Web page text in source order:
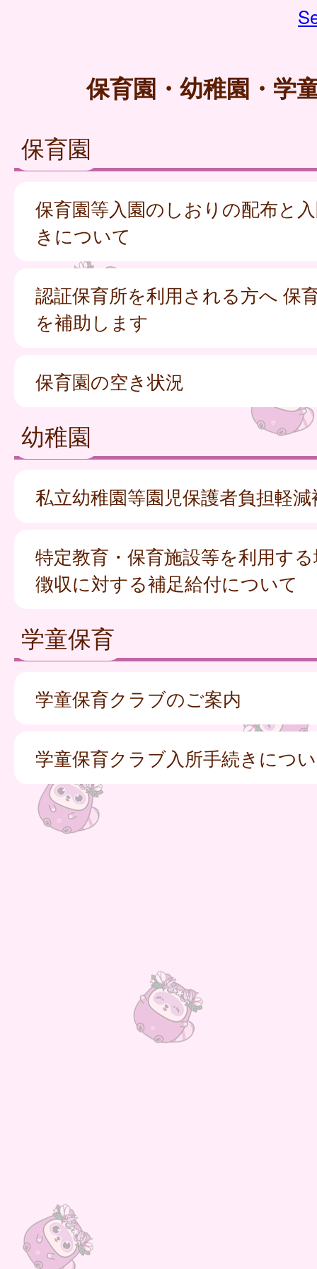
保育園・幼稚園・学
保育園
保育園等入園のしおりの配布と
きについて
認証保育所を利用される方へ 保
を補助します
保育園の空き状況
幼稚園
私立幼稚園等園児保護者負担軽
特定教育・保育施設等を利用す
徴収に対する補足給付について
学童保育
学童保育クラブのご案内
学童保育クラブ入所手続きにつ